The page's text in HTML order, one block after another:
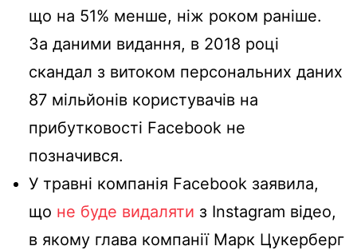
що на 51% менше, ніж роком раніше.
За даними видання, в 2018 році
скандал з витоком персональних даних
87 мільйонів користувачів на
прибутковості Facebook не
позначився.
У травні компанія Facebook заявила,
що не буде видаляти з Instagram відео,
в якому глава компанії Марк Цукерберг